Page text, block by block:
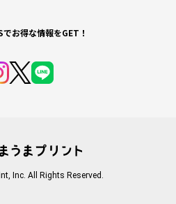
でお得な情報をGET！
Inc. All Rights Reserved.